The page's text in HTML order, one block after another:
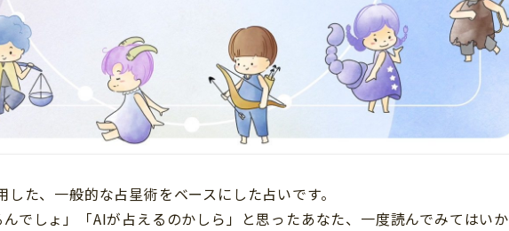
た、一般的な占星術をベースにした占いです。
んでしょ」「AIが占えるのかしら」と思ったあなた、一度読んでみてはいか